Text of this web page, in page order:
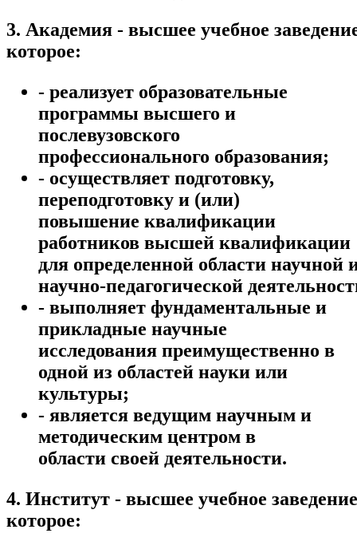
3. Академия - высшее учебное
которое:
- реализует образовательные
программы высшего и
послевузовского
профессионального образования;
- осуществляет подготовку,
переподготовку и (или)
повышение квалификации
работников высшей квалификации
для определенной области научной
научно-педагогической
- выполняет фундаментальные и
прикладные научные
исследования преимущественно в
одной из областей науки или
культуры;
- является ведущим научным и
методическим центром в
области своей деятельности.
4. Институт - высшее учебное
которое: